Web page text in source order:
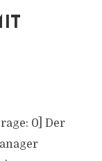
0] Der